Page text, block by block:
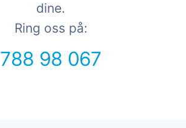
dine.
Ring oss på:
788 98 067